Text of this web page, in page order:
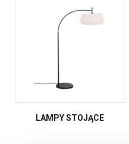
LAMPY STOJĄCE